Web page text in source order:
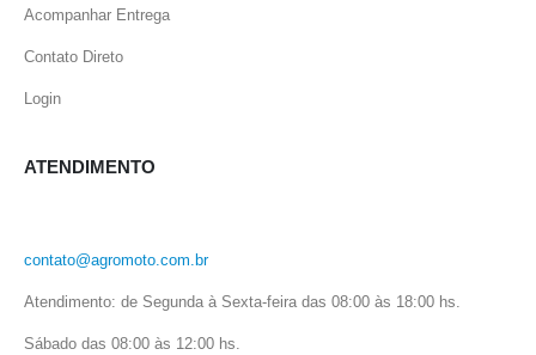
Acompanhar Entrega
Contato Direto
Login
ATENDIMENTO
contato@agromoto.com.br
Atendimento: de Segunda à Sexta-feira das 08:00 às 18:00 hs.
Sábado das 08:00 às 12:00 hs.